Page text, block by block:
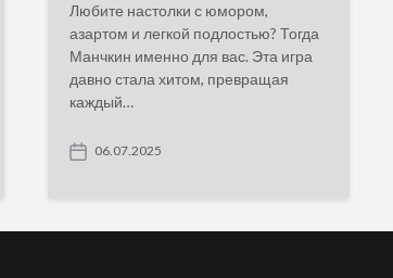
Любите настолки с юмором,
азартом и легкой подлостью? Тогда
Манчкин именно для вас. Эта игра
давно стала хитом, превращая
каждый…
P
06.07.2025